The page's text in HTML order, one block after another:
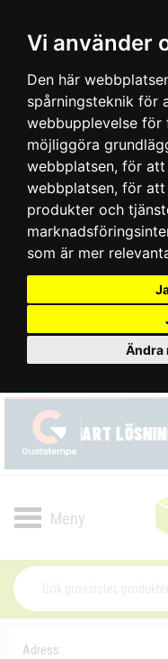
Vi använder
Den här
spårningsteknik för
webbupplevelse för
möjliggöra
webbplatsen, för att
webbplatsen, för att
produkter och
som är mer
Ändra
Toggle
Adress: